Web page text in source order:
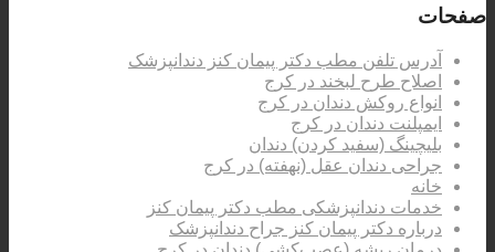
صفحات
آدرس تلفن مطب دکتر پیمان کنز دندانپزشک
اصلاح طرح لبخند در کرج
انواع روکش دندان در کرج
ایمپلنت دندان در کرج
بلیچینگ (سفید کردن) دندان
جراحی دندان عقل (نهفته) در کرج
خانه
خدمات دندانپزشکی مطب دکتر پیمان کنز
درباره دکتر پیمان کنز جراح دندانپزشک